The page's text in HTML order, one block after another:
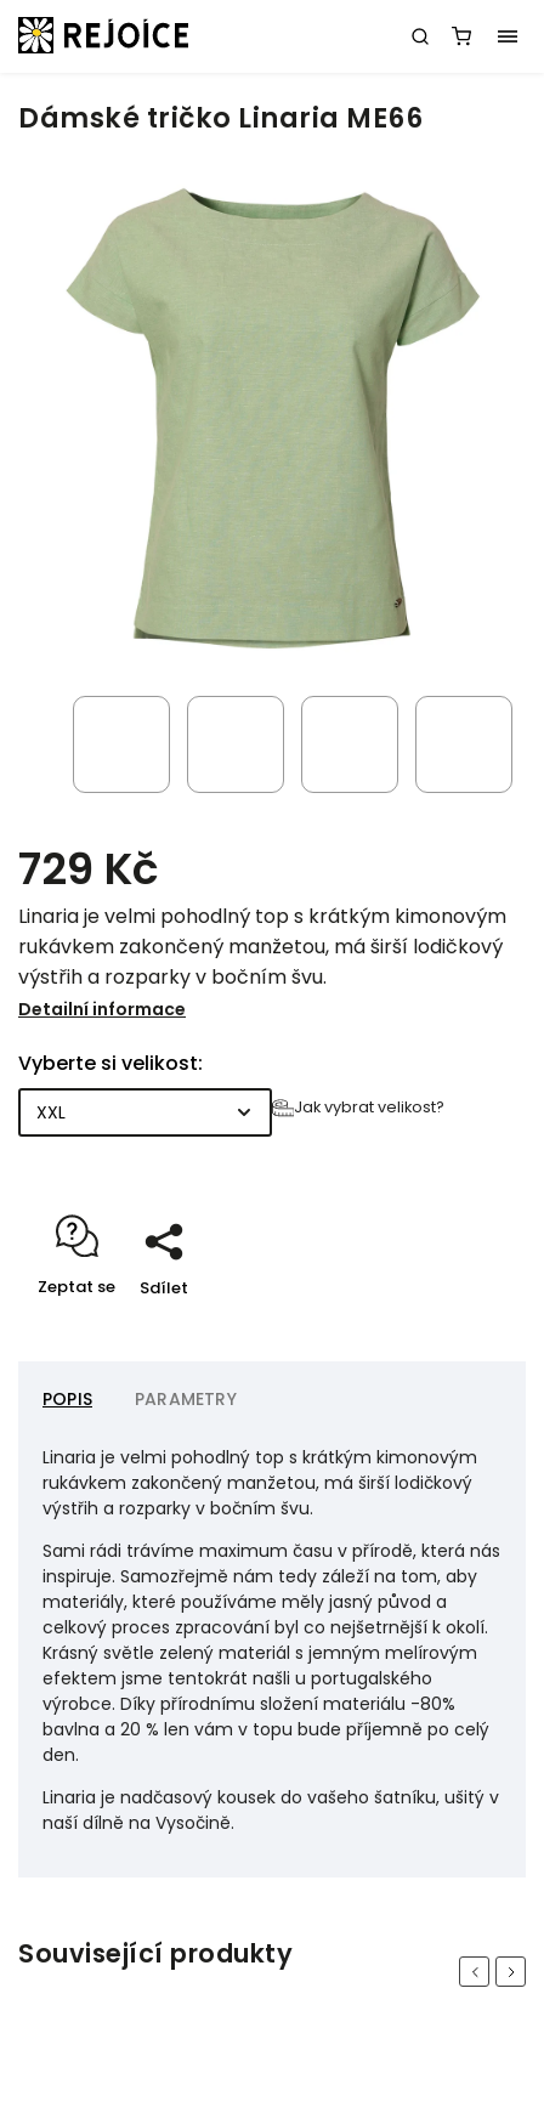
Dámské tričko Linaria ME66
729 Kč
Linaria je velmi pohodlný top s krátkým kimonovým
rukávkem zakončený manžetou, má širší lodičkový
výstřih a rozparky v bočním švu.
Detailní informace
Vyberte si velikost:
Jak vybrat velikost?
Zeptat se Sdílet
POPIS PARAMETRY
Linaria je velmi pohodlný top s krátkým kimonovým
rukávkem zakončený manžetou, má širší lodičkový
výstřih a rozparky v bočním švu.
Sami rádi trávíme maximum času v přírodě, která nás
inspiruje. Samozřejmě nám tedy záleží na tom, aby
materiály, které používáme měly jasný původ a
celkový proces zpracování byl co nejšetrnější k okolí.
Krásný světle zelený materiál s jemným melírovým
efektem jsme tentokrát našli u portugalského
výrobce. Díky přírodnímu složení materiálu -80%
bavlna a 20 % len vám v topu bude příjemně po celý
den.
Linaria je nadčasový kousek do vašeho šatníku, ušitý v
naší dílně na Vysočině.
Související produkty Previous
Next